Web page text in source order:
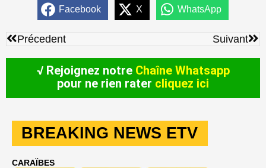
Facebook X WhatsApp
Précédent
Précedent Suivant
√ Rejoignez notre Chaîne Whatsapp
pour ne rien rater cliquez ici
BREAKING NEWS ETV
CARAÏBES